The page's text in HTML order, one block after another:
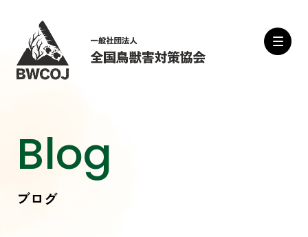
Blog
ブログ